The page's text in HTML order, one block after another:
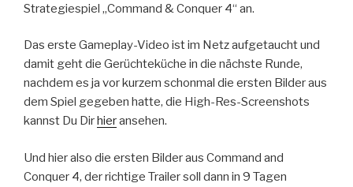
Strategiespiel „Command & Conquer 4“ an.
Das erste Gameplay-Video ist im Netz aufgetaucht und
damit geht die Gerüchteküche in die nächste Runde,
nachdem es ja vor kurzem schonmal die ersten Bilder aus
dem Spiel gegeben hatte, die High-Res-Screenshots
kannst Du Dir hieransehen.
Und hier also die ersten Bilder aus Command and
Conquer 4, der richtige Trailer soll dann in 9 Tagen